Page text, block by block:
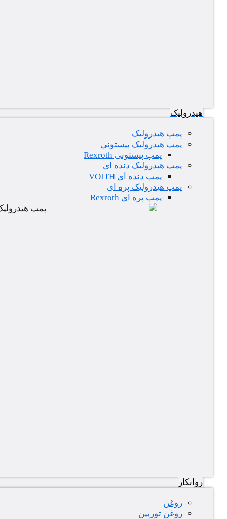
هیدرولیک
پمپ هیدرولیک
پمپ هیدرولیک پیستونی
پمپ پیستونی Rexroth
پمپ هیدرولیک دنده ای
پمپ دنده ای VOITH
پمپ هیدرولیک پره ای
پمپ پره ای Rexroth
روانکار
روغن
روغن توربین